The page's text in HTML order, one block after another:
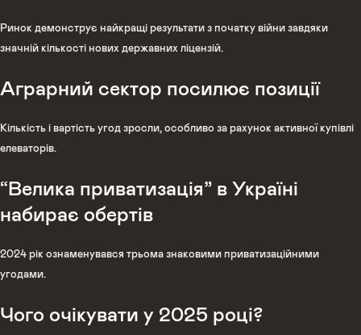
Ринок демонструє найкращі результати з початку війни завдяки
значній кількості нових державних ліцензій.
Аграрний сектор посилює позиції
Кількість і вартість угод зросли, особливо за рахунок активної купівлі
елеваторів.
“Велика приватизація” в Україні
набирає обертів
2024 рік ознаменувався трьома знаковими приватизаційними
угодами.
Чого очікувати у 2025 році?